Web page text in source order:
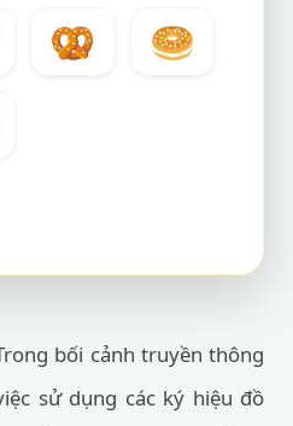
🥨
🥯
bối cảnh truyền thông
sử dụng các ký hiệu đồ